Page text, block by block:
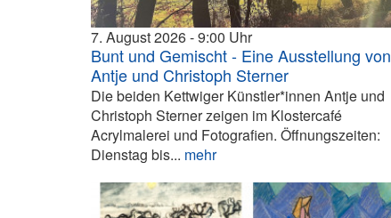
7. August 2026 9:00
Bunt und Gemischt - Eine Ausstellung von
Antje und Christoph Sterner
Die beiden Kettwiger Künstler*innen Antje und
Christoph Sterner zeigen im Klostercafé
Acrylmalerei und Fotografien. Öffnungszeiten:
Dienstag bis... mehr